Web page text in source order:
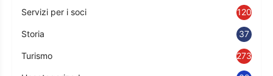
Servizi per i soci 120
Storia 37
Turismo 273